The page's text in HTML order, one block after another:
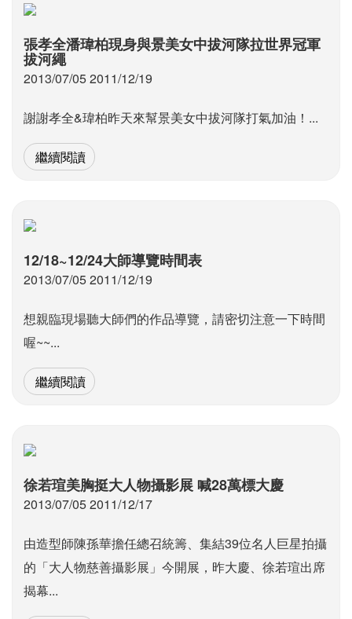
張孝全潘瑋柏現身與景美女中拔河隊拉世界冠軍
拔河繩
2013/07/05 2011/12/19
謝謝孝全&瑋柏昨天來幫景美女中拔河隊打氣加油！...
繼續閱讀
12/18~12/24大師導覽時間表
2013/07/05 2011/12/19
想親臨現場聽大師們的作品導覽，請密切注意一下時間
喔~~...
繼續閱讀
徐若瑄美胸挺大人物攝影展 喊28萬標大慶
2013/07/05 2011/12/17
由造型師陳孫華擔任總召統籌、集結39位名人巨星拍攝
的「大人物慈善攝影展」今開展，昨大慶、徐若瑄出席
揭幕...